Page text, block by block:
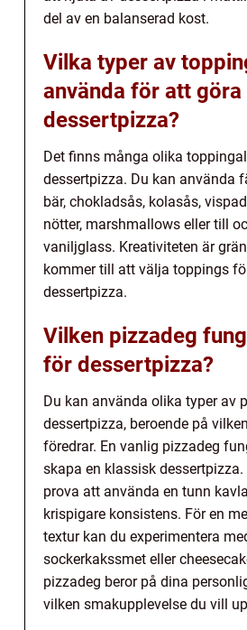
del av en balanserad kost.
Vilka typer av
använda för att göra
dessertpizza?
Det finns många olika
dessertpizza. Du kan använda
bär, chokladsås, kolasås,
nötter, marshmallows eller till
vaniljglass. Kreativiteten är
kommer till att välja toppings
dessertpizza.
Vilken pizzadeg
för dessertpizza?
Du kan använda olika typer av
dessertpizza, beroende på
föredrar. En vanlig pizzadeg
skapa en klassisk
prova att använda en tunn
krispigare konsistens. För en
textur kan du experimentera
sockerkakssmet eller
pizzadeg beror på dina
vilken smakupplevelse du vill